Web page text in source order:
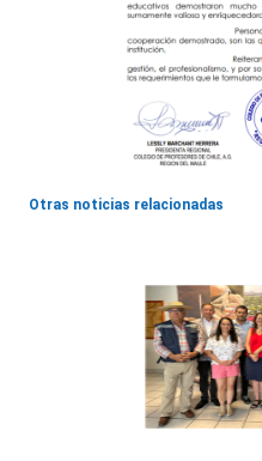
Otras noticias relacionadas